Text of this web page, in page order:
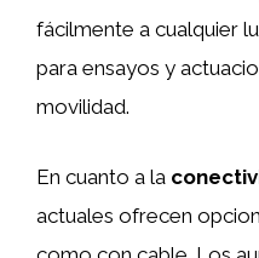
fácilmente a cualquier
para ensayos y
movilidad.
En cuanto a la
actuales ofrecen